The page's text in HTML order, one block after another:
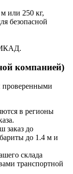
или 250 кг,
безопасной
МКАД.
компанией)
в регионы
заказ до
до 1.4 м и
склада
транспортной